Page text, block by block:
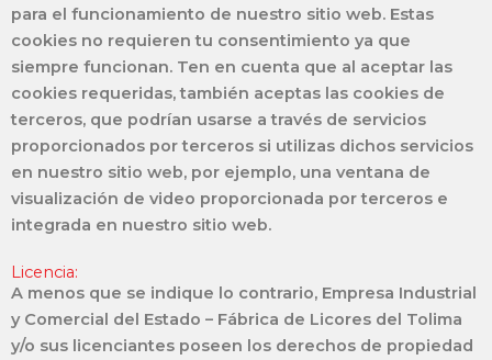
para el funcionamiento de nuestro sitio web. Estas
cookies no requieren tu consentimiento ya que
siempre funcionan. Ten en cuenta que al aceptar las
cookies requeridas, también aceptas las cookies de
terceros, que podrían usarse a través de servicios
proporcionados por terceros si utilizas dichos servicios
en nuestro sitio web, por ejemplo, una ventana de
visualización de video proporcionada por terceros e
integrada en nuestro sitio web.
Licencia:
A menos que se indique lo contrario, Empresa Industrial
y Comercial del Estado – Fábrica de Licores del Tolima
y/o sus licenciantes poseen los derechos de propiedad